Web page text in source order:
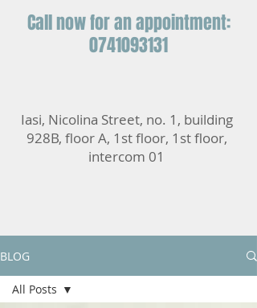
Call now for an appointment:
0741093131
Iasi, Nicolina Street, no. 1, building
928B, floor A, 1st floor, 1st floor,
intercom 01
BLOG
All Posts